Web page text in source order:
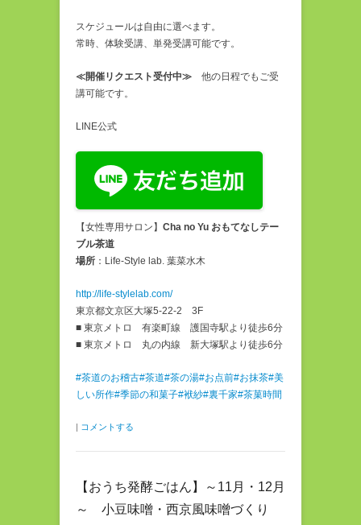
スケジュールは自由に選べます。
常時、体験受講、単発受講可能です。
≪開催リクエスト受付中≫ 他の日程でもご受
講可能です。
LINE公式
【女性専用サロン】 Cha no Yu おもてなしテー
ブル茶道
場所 ：Life-Style lab. 葉菜水木
http://life-stylelab.com/
東京都文京区大塚5-22-2 3F
■ 東京メトロ 有楽町線 護国寺駅より徒歩6分
■ 東京メトロ 丸の内線 新大塚駅より徒歩6分
#茶道のお稽古#茶道#茶の湯#お点前#お抹茶#美
しい所作#季節の和菓子#袱紗#裏千家#茶菓時間
コメントする
【おうち発酵ごはん】～11月・12月
～ 小豆味噌・西京風味噌づくり